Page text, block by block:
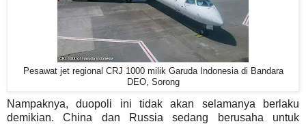
Pesawat jet regional CRJ 1000 milik Garuda Indonesia di Bandara
DEO, Sorong
Nampaknya, duopoli ini tidak akan selamanya berlaku
demikian. China dan Russia sedang berusaha untuk